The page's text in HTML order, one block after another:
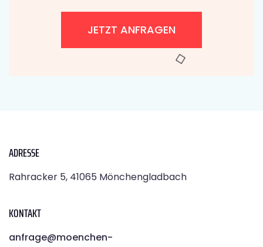
JETZT ANFRAGEN
ADRESSE
Rahracker 5, 41065 Mönchengladbach
KONTAKT
anfrage@moenchen­